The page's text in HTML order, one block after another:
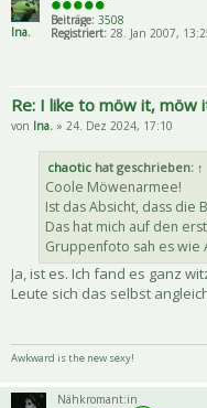
Ina.
Beiträge: 3508
Registriert:28. Jan 2007,
Re: I like to möw it, möw
von Ina. » 24. Dez 2024, 17:10
chaotic hat geschrieben: ↑
Coole Möwenarmee!
Ist das Absicht, dass die
Das hat mich auf den
Gruppenfoto sah es wie
Ja, ist es. Ich fand es ganz
Leute sich das selbst
Awkward is the new sexy!
Nähkromant:in